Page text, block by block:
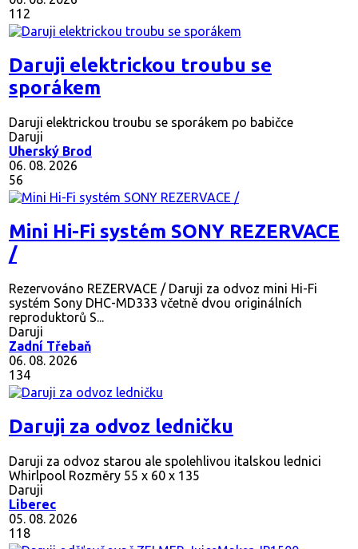
06. 08. 2026
112
Daruji elektrickou troubu se
sporákem
Daruji elektrickou troubu se sporákem po babičce
Daruji
Uherský Brod
06. 08. 2026
56
Mini Hi-Fi systém SONY REZERVACE
/
Rezervováno REZERVACE / Daruji za odvoz mini Hi-Fi
systém Sony DHC-MD333 včetně dvou originálních
reproduktorů S...
Daruji
Zadní Třebaň
06. 08. 2026
134
Daruji za odvoz ledničku
Daruji za odvoz starou ale spolehlivou italskou lednici
Whirlpool Rozměry 55 x 60 x 135
Daruji
Liberec
05. 08. 2026
118